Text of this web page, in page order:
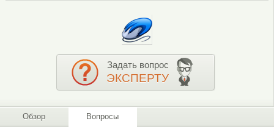
Задать вопрос
ЭКСПЕРТУ
Обзор Вопросы